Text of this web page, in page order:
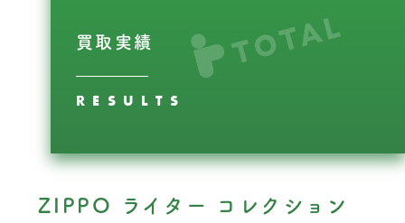
買取実績
RESULTS
ZIPPO ライター コレクション